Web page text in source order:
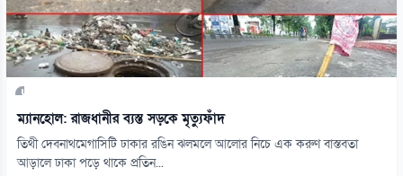
ম্যানহোল: রাজধানীর ব্যস্ত সড়কে মৃত্যুফাঁদ
তিথী দেবনাথমেগাসিটি ঢাকার রঙিন ঝলমলে আলোর নিচে এক করুণ বাস্তবতা
আড়ালে ঢাকা পড়ে থাকে প্রতিন...